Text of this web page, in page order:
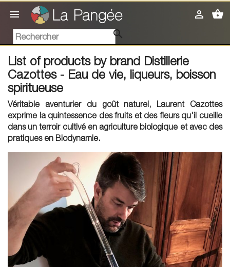
 shopping_basket


List of products by brand Distillerie
Cazottes - Eau de vie, liqueurs, boisson
spiritueuse
Véritable aventurier du goût naturel, Laurent Cazottes
exprime la quintessence des fruits et des fleurs qu'il cueille
dans un terroir cultivé en agriculture biologique et avec des
pratiques en Biodynamie.